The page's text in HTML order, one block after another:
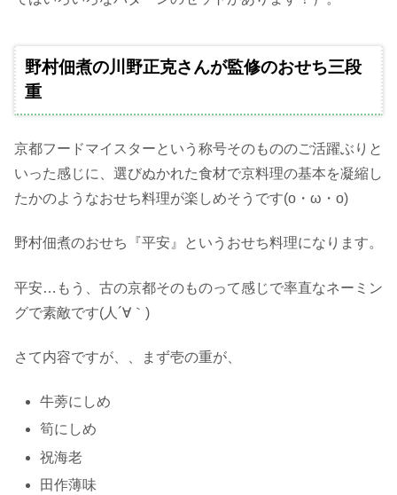
野村佃煮の川野正克さんが監修のおせち三段
重
京都フードマイスターという称号そのもののご活躍ぶりと
いった感じに、選びぬかれた食材で京料理の基本を凝縮し
たかのようなおせち料理が楽しめそうです(o・ω・o)
野村佃煮のおせち『平安』というおせち料理になります。
平安…もう、古の京都そのものって感じで率直なネーミン
グで素敵です(人´∀｀)
さて内容ですが、、まず壱の重が、
牛蒡にしめ
筍にしめ
祝海老
田作薄味